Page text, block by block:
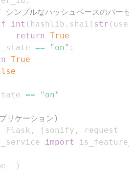
シンプルなハッシュベースのパーセ
int ( hashlib . sha1 ( str (
return
True
== "on" :
True
== "on"
ケーション)
Flask , jsonify ,
import
)